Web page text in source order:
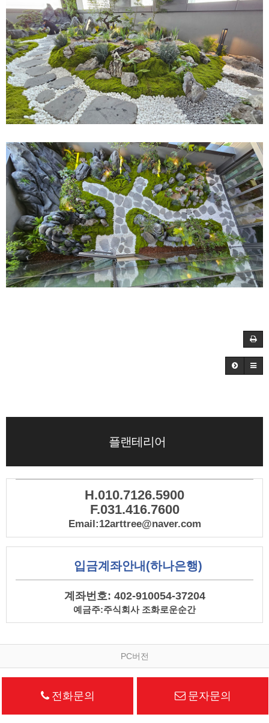
플랜테리어
H.010.7126.5900
F.031.416.7600
Email:12arttree@naver.com
입금계좌안내(하나은행)
계좌번호: 402-910054-37204
예금주:주식회사 조화로운순간
PC버전
전화문의 문자문의